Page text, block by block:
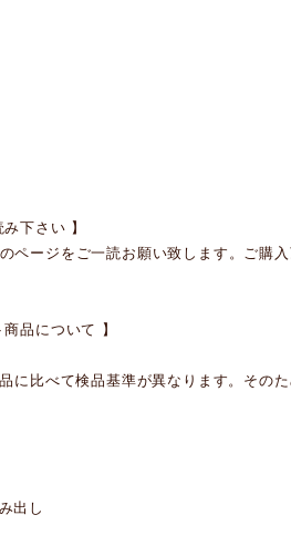
下さい 】
ページをご一読お願い致します。ご購
品について 】
に比べて検品基準が異なります。その
出し